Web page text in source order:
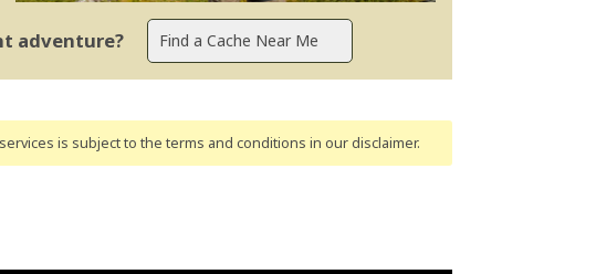
adventure?
is subject to the terms and conditions in our disclaimer.